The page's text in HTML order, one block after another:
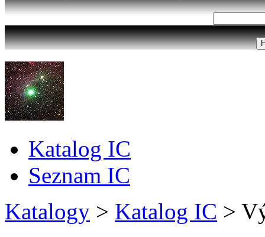
Katalog IC
Seznam IC
Katalogy > Katalog IC >